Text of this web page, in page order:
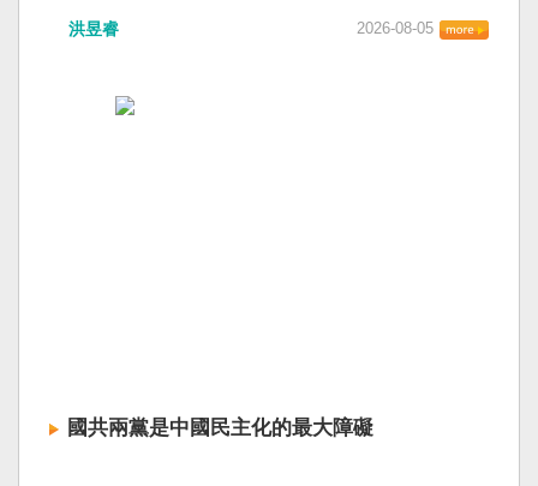
洪昱睿 2026-08-05
國共兩黨是中國民主化的最大障礙